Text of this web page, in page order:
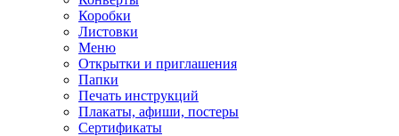
Коробки
Листовки
Меню
Открытки и приглашения
Папки
Печать инструкций
Плакаты, афиши, постеры
Сертификаты